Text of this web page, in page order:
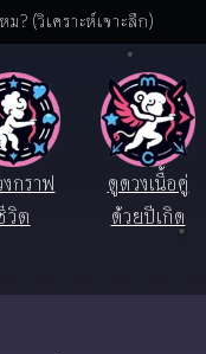
(วิเคราะห์เจาะลึก)
กราฟ
วิต
ดูดวงเนื้อคู่
ด้วยปีเกิด